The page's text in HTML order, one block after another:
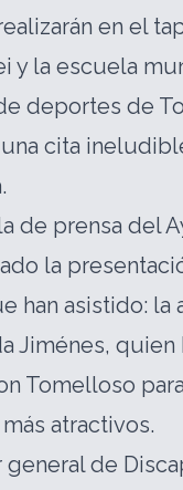
en el
y la escuela
deportes de
cita
de prensa del
la
han asistido: la
Jiménes, quien
Tomelloso
atractivos.
de